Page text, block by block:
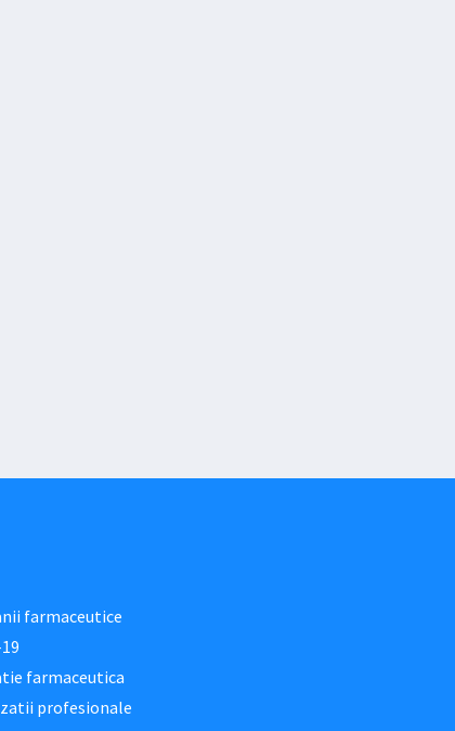
farmaceutice
farmaceutica
profesionale